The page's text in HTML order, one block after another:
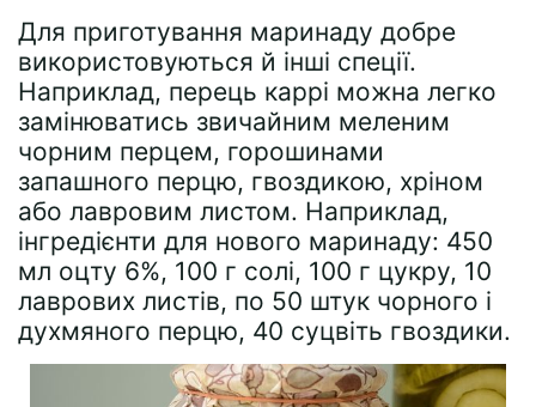
Для приготування маринаду добре
використовуються й інші спеції.
Наприклад, перець каррі можна легко
замінюватись звичайним меленим
чорним перцем, горошинами
запашного перцю, гвоздикою, хріном
або лавровим листом. Наприклад,
інгредієнти для нового маринаду: 450
мл оцту 6%, 100 г солі, 100 г цукру, 10
лаврових листів, по 50 штук чорного і
духмяного перцю, 40 суцвіть гвоздики.